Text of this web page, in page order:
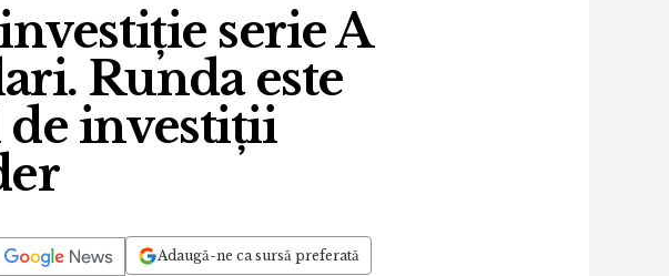
serie A
Runda este
investiții
Adaugă-ne ca sursă preferată